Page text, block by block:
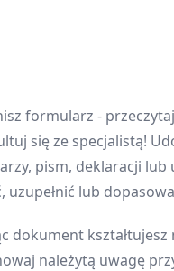
formularz -
się ze specjalistą!
pism, deklaracji lub
uzupełnić lub
dokument
należytą uwagę